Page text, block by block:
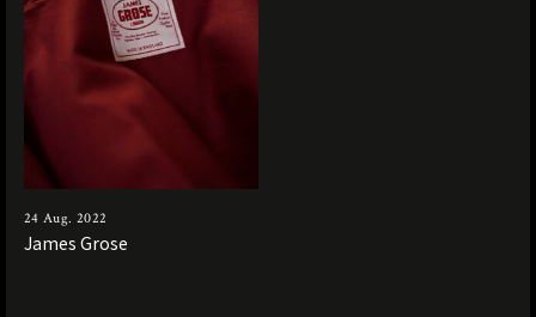
24 Aug. 2022
James Grose